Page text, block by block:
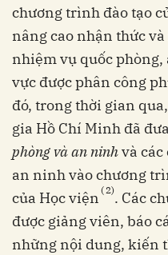
chương trình đào tạo
nâng cao nhận thức
nhiệm vụ quốc
vực được phân công
đó, trong thời gian
gia Hồ Chí Minh đã
phòng và an ninhvà
an ninh vào chương
của Học viện ( 2). Các
được giảng viên, báo
những nội dung, kiến